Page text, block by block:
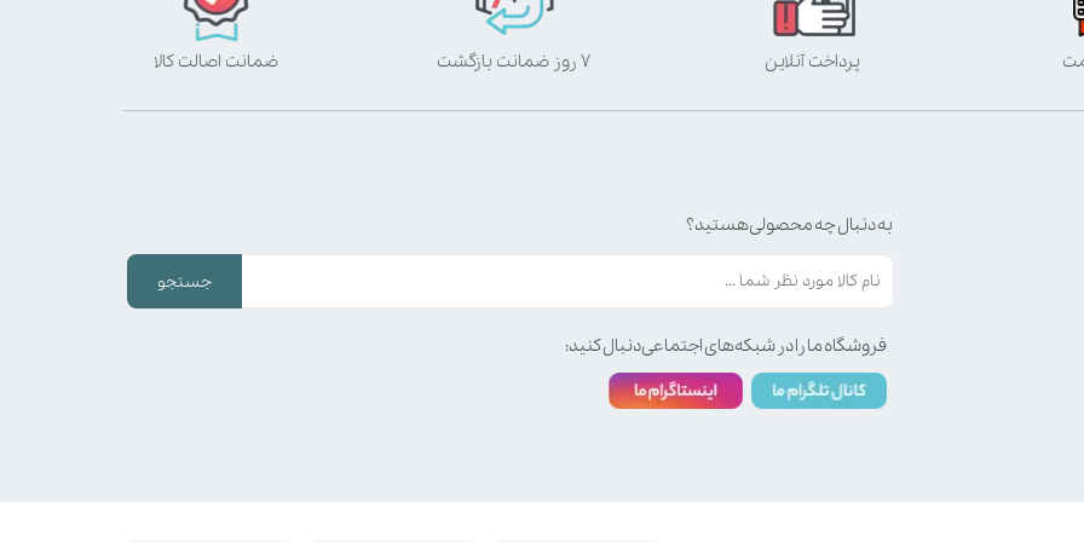
پرداخت آنلاین ۷ روز ضمانت بازگشت ضمانت اصالت کالا
به دنبال چه محصولی هستید؟
جستجو
فروشگاه ما را در شبکه‌های اجتماعی دنبال کنید: